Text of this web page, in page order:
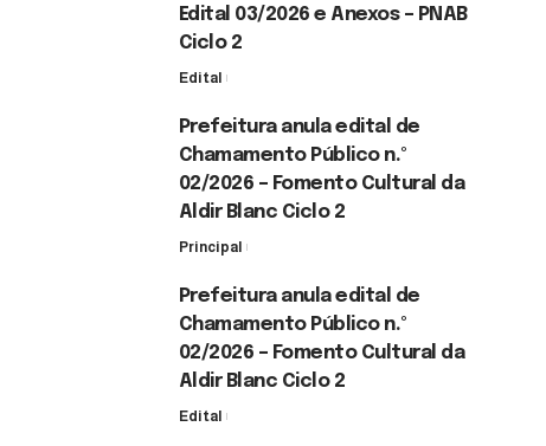
Edital 03/2026 e Anexos – PNAB
Ciclo 2
Edital
Prefeitura anula edital de
Chamamento Público n.º
02/2026 – Fomento Cultural da
Aldir Blanc Ciclo 2
Principal
Prefeitura anula edital de
Chamamento Público n.º
02/2026 – Fomento Cultural da
Aldir Blanc Ciclo 2
Edital